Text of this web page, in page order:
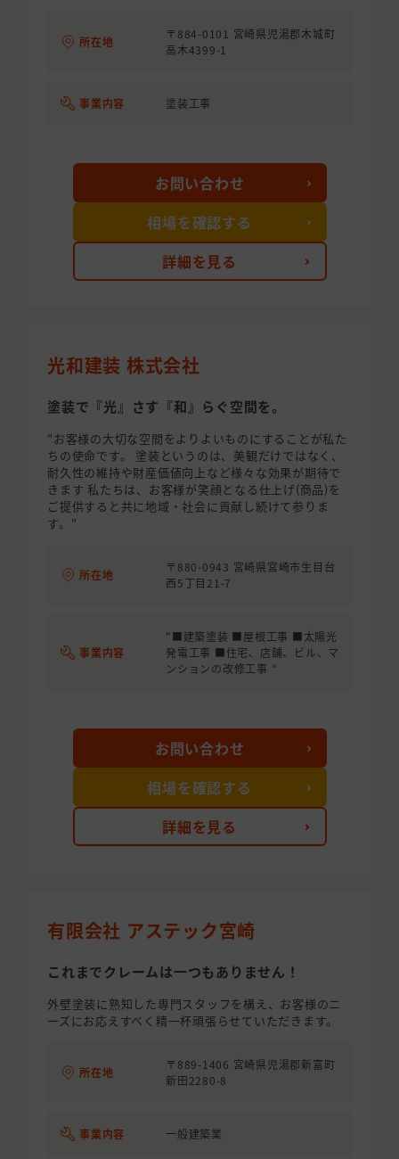
所在地
〒884-0101 宮崎県児湯郡木城町
高木4399-1
事業内容 塗装工事
詳細を見る
お問い合わせ
相場を確認する
光和建装 株式会社
塗装で『光』さす『和』らぐ空間を。
"お客様の大切な空間をよりよいものにすることが私た
ちの使命です。 塗装というのは、美観だけではなく、
耐久性の維持や財産価値向上など様々な効果が期待で
きます 私たちは、お客様が笑顔となる仕上げ(商品)を
ご提供すると共に地域・社会に貢献し続けて参りま
す。"
所在地
〒880-0943 宮崎県宮崎市生目台
西5丁目21-7
事業内容
"■建築塗装 ■屋根工事 ■太陽光
発電工事 ■住宅、店舗、ビル、マ
ンションの改修工事 "
詳細を見る
お問い合わせ
相場を確認する
有限会社 アステック宮崎
これまでクレームは一つもありません！
外壁塗装に熟知した専門スタッフを構え、お客様のニ
ーズにお応えすべく精一杯頑張らせていただきます。
所在地
〒889-1406 宮崎県児湯郡新富町
新田2280-8
事業内容 一般建築業